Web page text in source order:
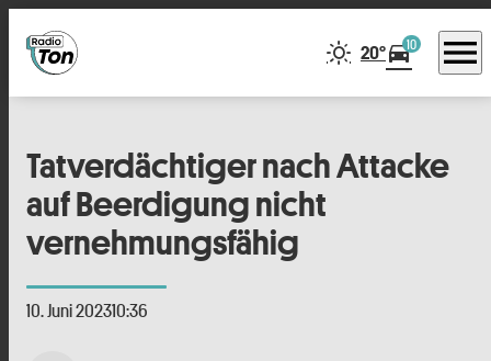
20°directions_car10 menu
Tatverdächtiger nach Attacke
auf Beerdigung nicht
vernehmungsfähig
10. Juni 202310:36